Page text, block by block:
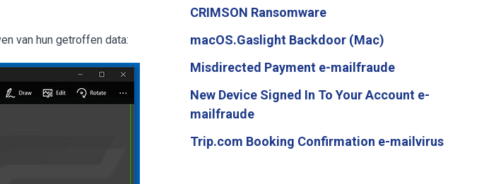
van hun getroffen data:
CRIMSON Ransomware
macOS.Gaslight Backdoor (Mac)
Misdirected Payment e-mailfraude
New Device Signed In To Your Account e-
mailfraude
Trip.com Booking Confirmation e-mailvirus